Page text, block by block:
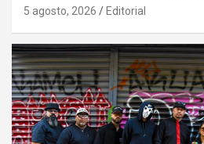
5 agosto, 2026 Editorial